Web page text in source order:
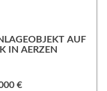
AUF
IN AERZEN
€